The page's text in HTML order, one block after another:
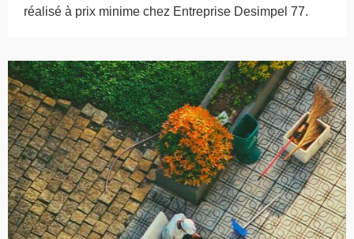
réalisé à prix minime chez Entreprise Desimpel 77.